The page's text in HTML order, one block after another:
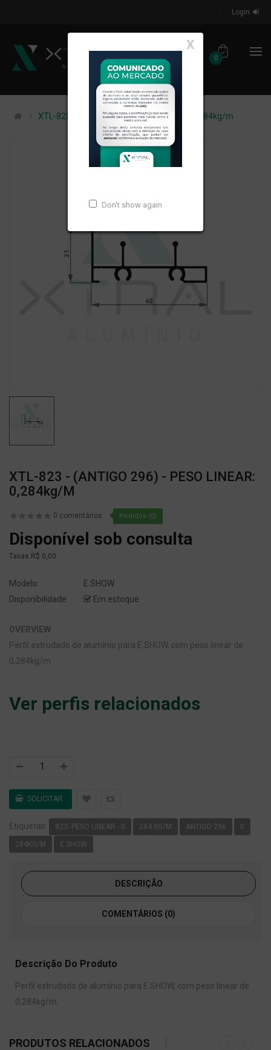
Login
0
X
Don't show again
XTL-823 - (ANTIGO 296) - PESO LINEAR: 0,284kg/m
XTL-823 - (ANTIGO 296) - PESO LINEAR:
0,284kg/m
0 comentários Pedidos (0)
Disponível sob consulta
Taxas R$ 0,00
Modelo:
E.SHOW
Disponibilidade:
Em estoque
OVERVIEW
Perfil extrudado de alumínio para E.SHOW, com peso linear de
0,284kg/m.
Ver perfis relacionados
Etiquetas: 823- PESO LINEAR - 0 284 KG/M ANTIGO 296 0
284KG/M E.SHOW
DESCRIÇÃO
COMENTÁRIOS (0)
Descrição Do Produto
Perfil extrudado de alumínio para E.SHOW, com peso linear de
0,284kg/m.
PRODUTOS RELACIONADOS